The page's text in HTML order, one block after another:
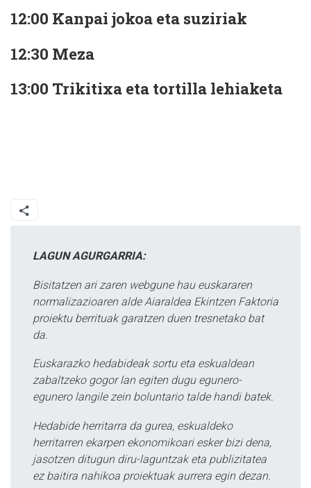
12:00 Kanpai jokoa eta suziriak
12:30 Meza
13:00 Trikitixa eta tortilla lehiaketa
LAGUN AGURGARRIA:
Bisitatzen ari zaren webgune hau euskararen
normalizazioaren alde Aiaraldea Ekintzen Faktoria
proiektu berrituak garatzen duen tresnetako bat
da.
Euskarazko hedabideak sortu eta eskualdean
zabaltzeko gogor lan egiten dugu egunero-
egunero langile zein boluntario talde handi batek.
Hedabide herritarra da gurea, eskualdeko
herritarren ekarpen ekonomikoari esker bizi dena,
jasotzen ditugun diru-laguntzak eta publizitatea
ez baitira nahikoa proiektuak aurrera egin dezan.